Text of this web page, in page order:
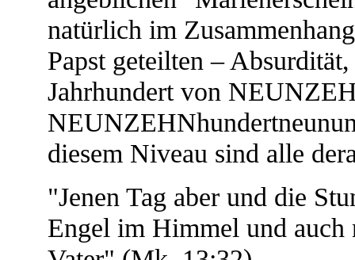
natürlich im
Papst geteilten –
Jahrhundert von
diesem Niveau sind alle
"Jenen Tag aber und die
Engel im Himmel und auch